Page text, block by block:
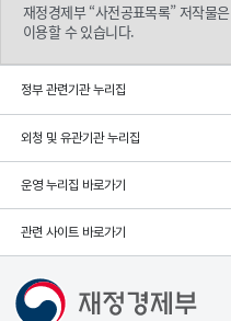
재정경제부 “사전공표목록” 저작물은
이용할 수 있습니다.
정부 관련기관 누리집
외청 및 유관기관 누리집
운영 누리집 바로가기
관련 사이트 바로가기